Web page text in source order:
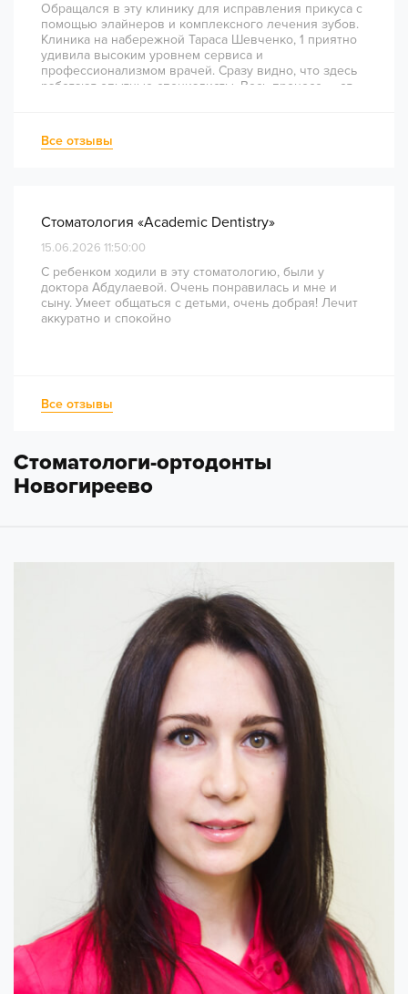
Обращался в эту клинику для исправления прикуса с
помощью элайнеров и комплексного лечения зубов.
Клиника на набережной Тараса Шевченко, 1 приятно
удивила высоким уровнем сервиса и
профессионализмом врачей. Сразу видно, что здесь
работают опытные специалисты. Весь процесс — от
непростое перелечивание каналов прошло
комфортно и безболезненно. Рекомендую всем, кто
Все отзывы
Стоматология «Academic Dentistry»
15.06.2026 11:50:00
С ребенком ходили в эту стоматологию, были у
доктора Абдулаевой. Очень понравилась и мне и
сыну. Умеет общаться с детьми, очень добрая! Лечит
аккуратно и спокойно
Все отзывы
Стоматологи-ортодонты
Новогиреево